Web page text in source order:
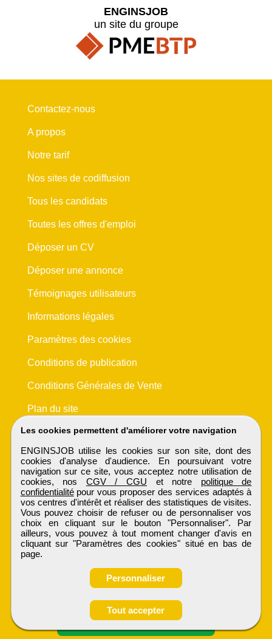
Obtenir ses
coordonnées
Les cookies permettent d'améliorer votre navigation
ENGINSJOB utilise les cookies sur son site, dont des
cookies d'analyse d'audience. En poursuivant votre
navigation sur ce site, vous acceptez notre utilisation de
cookies, nos CGV / CGU et notre politique de
confidentialitépour vous proposer des services adaptés à
vos centres d'intérêt et réaliser des statistiques de visites.
Vous pouvez choisir de refuser ou de personnaliser vos
choix en cliquant sur le bouton "Personnaliser". Par
ailleurs, vous pouvez à tout moment changer d'avis en
cliquant sur "Paramètres des cookies" situé en bas de
page.
Personnaliser
Tout accepter
ENGINSJOB
un site du groupe
Contactez-nous
A propos
Notre tarif
Nos sites de codiffusion
Tous les candidats
Toutes les offres d'emploi
Déposer un CV
Déposer une annonce
Témoignages utilisateurs
Informations légales
Paramètres des cookies
Conditions de publication
Conditions Générales de Vente
Plan du site
ENGINSJOB
Tous droits réservés © 1999 - 2026